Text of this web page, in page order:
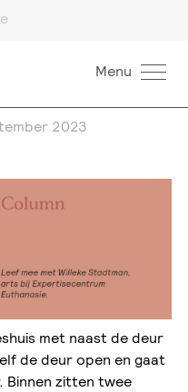
Menu
2023
met naast de deur
de deur open en gaat
Binnen zitten twee